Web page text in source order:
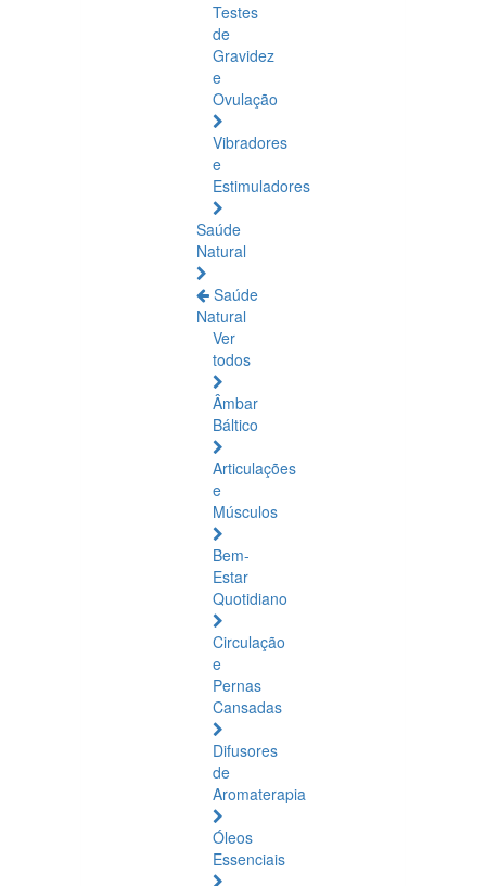
Testes
de
Gravidez
e
Ovulação
Vibradores
e
Estimuladores
Saúde
Natural
Saúde
Natural
Ver
todos
Âmbar
Báltico
Articulações
e
Músculos
Bem-
Estar
Quotidiano
Circulação
e
Pernas
Cansadas
Difusores
de
Aromaterapia
Óleos
Essenciais